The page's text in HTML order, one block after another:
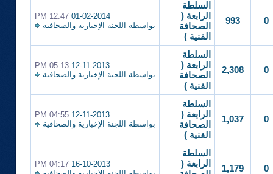
0
993
السلطة
الرابعة (
الصحافة
الفنية )
01-02-2014
12:47 PM
بواسطة اللجنة الإخبارية والصحافية
0
2,308
السلطة
الرابعة (
الصحافة
الفنية )
12-11-2013
05:13 PM
بواسطة اللجنة الإخبارية والصحافية
0
1,037
السلطة
الرابعة (
الصحافة
الفنية )
12-11-2013
04:55 PM
بواسطة اللجنة الإخبارية والصحافية
0
1,179
السلطة
الرابعة (
16-10-2013
04:17 PM